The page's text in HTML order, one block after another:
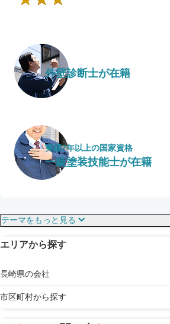
外壁診断士が在籍
実績7年以上の国家資格
一級塗装技能士が在籍
見えにくい屋根も安心
ドローン診断
テーマをもっと見る
エリアから探す
長崎県の会社
市区町村から探す